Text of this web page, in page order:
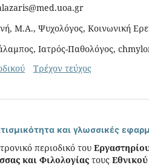
Μ.Α., Ψυχολόγος, Κοινωνική
Ιατρός-Παθολόγος,
Τρέχον τεύχος
και γλωσσικές
περιοδικό του
και Φιλολογίας τους